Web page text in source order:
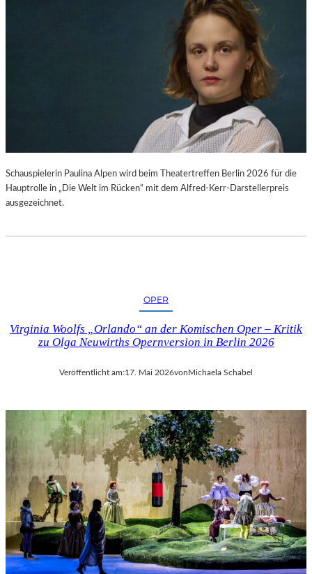
Schauspielerin Paulina Alpen wird beim Theatertreffen Berlin 2026 für die
Hauptrolle in „Die Welt im Rücken“ mit dem Alfred-Kerr-Darstellerpreis
ausgezeichnet.
OPER
Virginia Woolfs „Orlando“ an der Komischen Oper – Kritik
zu Olga Neuwirths Opernversion in Berlin 2026
Veröffentlicht am:17. Mai 2026vonMichaela Schabel